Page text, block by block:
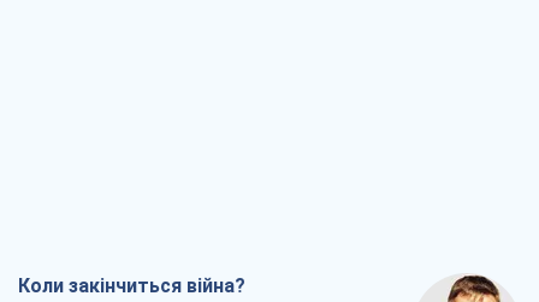
Коли закінчиться війна?